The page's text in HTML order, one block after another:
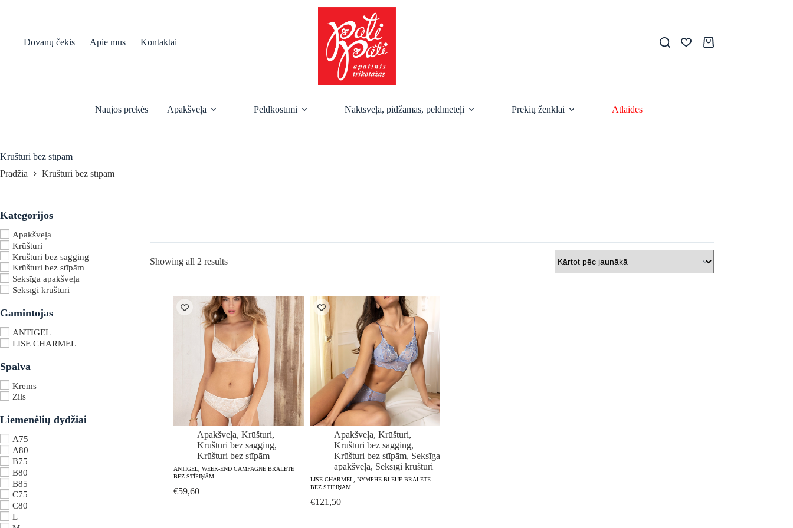
Dovanų čekis
Apie mus Kontaktai
Shopping
Naujos prekės Apakšveļa Peldkostīmi Naktsveļa, pidžamas, peldmēteļi Prekių ženklai Atlaides
Krūšturi bez stīpām
Pradžia
Krūšturi bez stīpām
Showing all 2 resultsSorted
latest
Apakšveļa, Krūšturi,
Krūšturi bez sagging,
Krūšturi bez stīpām
ANTIGEL, WEEK-END CAMPAGNE BRALETE
BEZ STĪPIŅĀM
€59,60
Apakšveļa, Krūšturi,
Krūšturi bez sagging,
Krūšturi bez stīpām, Seksīga
apakšveļa, Seksīgi krūšturi
LISE CHARMEL, NYMPHE BLEUE BRALETE
BEZ STĪPIŅĀM
€121,50
Kategorijos
Apakšveļa
Krūšturi
Krūšturi bez sagging
Krūšturi bez stīpām
Seksīga apakšveļa
Seksīgi krūšturi
Gamintojas
ANTIGEL
LISE CHARMEL
Spalva
Krēms
Zils
Liemenėlių dydžiai
A75
A80
B75
B80
B85
C75
C80
L